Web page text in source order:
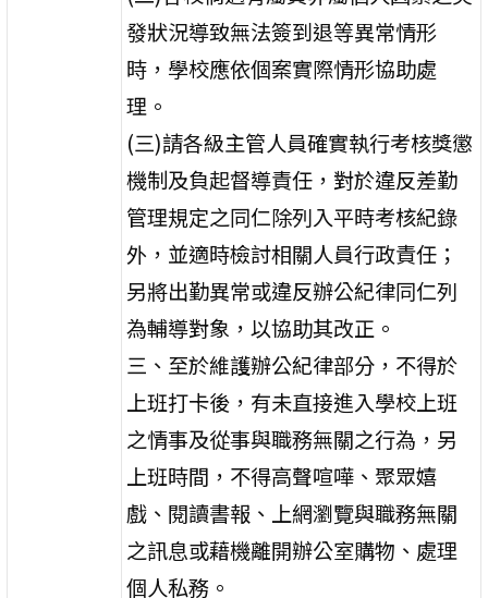
發狀況導致無法簽到退等異常情形
時，學校應依個案實際情形協助處
理。
(三)請各級主管人員確實執行考核獎懲
機制及負起督導責任，對於違反差勤
管理規定之同仁除列入平時考核紀錄
外，並適時檢討相關人員行政責任；
另將出勤異常或違反辦公紀律同仁列
為輔導對象，以協助其改正。
三、至於維護辦公紀律部分，不得於
上班打卡後，有未直接進入學校上班
之情事及從事與職務無關之行為，另
上班時間，不得高聲喧嘩、聚眾嬉
戲、閱讀書報、上網瀏覽與職務無關
之訊息或藉機離開辦公室購物、處理
個人私務。